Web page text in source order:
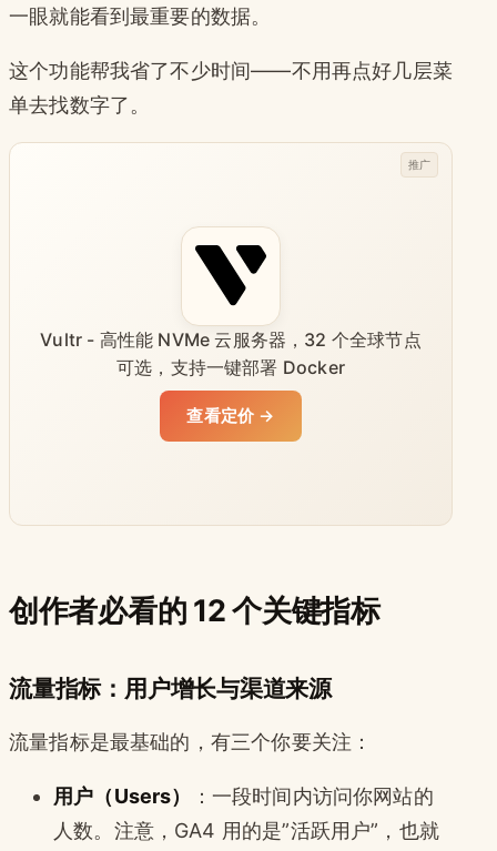
一眼就能看到最重要的数据。
这个功能帮我省了不少时间——不用再点好几层菜
单去找数字了。
Vultr - 高性能 NVMe 云服务器，32 个全球节点
可选，支持一键部署 Docker
查看定价 →
推广
创作者必看的 12 个关键指标
流量指标：用户增长与渠道来源
流量指标是最基础的，有三个你要关注：
用户（Users）
：一段时间内访问你网站的
人数。注意，GA4 用的是”活跃用户”，也就